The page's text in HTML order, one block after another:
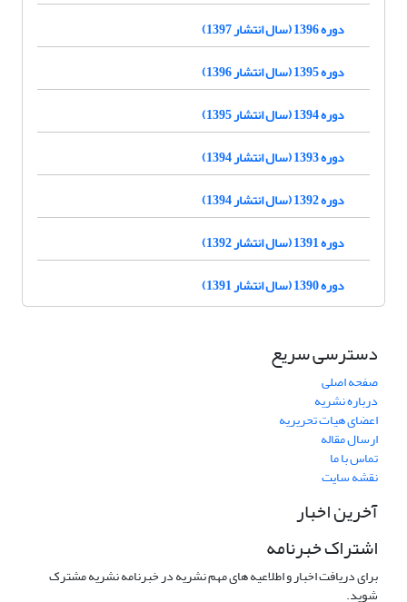
دوره 1396 (سال انتشار 1397)
دوره 1395 (سال انتشار 1396)
دوره 1394 (سال انتشار 1395)
دوره 1393 (سال انتشار 1394)
دوره 1392 (سال انتشار 1394)
دوره 1391 (سال انتشار 1392)
دوره 1390 (سال انتشار 1391)
دسترسی سریع
صفحه اصلی
درباره نشریه
اعضای هیات تحریریه
ارسال مقاله
تماس با ما
نقشه سایت
آخرین اخبار
اشتراک خبرنامه
برای دریافت اخبار و اطلاعیه های مهم نشریه در خبرنامه نشریه مشترک
شوید.